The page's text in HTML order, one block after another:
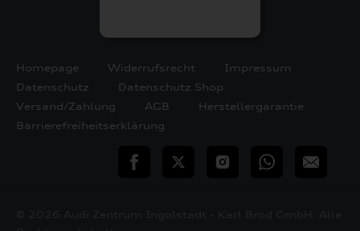
Homepage Widerrufsrecht
Impressum
Datenschutz
Datenschutz Shop
Versand/Zahlung
AGB
Herstellergarantie
Barrierefreiheitserklärung
teilen Twitter InstagramWhatsApp
E-